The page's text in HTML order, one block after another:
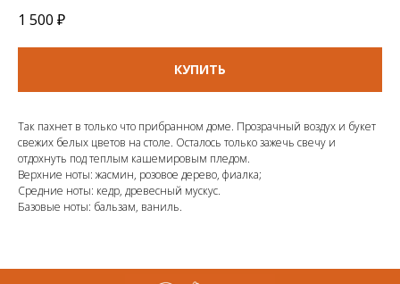
1 500 ₽
КУПИТЬ
Так пахнет в только что прибранном доме. Прозрачный воздух и букет
свежих белых цветов на столе. Осталось только зажечь свечу и
отдохнуть под теплым кашемировым пледом.
Верхние ноты: жасмин, розовое дерево, фиалка;
Средние ноты: кедр, древесный мускус.
Базовые ноты: бальзам, ваниль.